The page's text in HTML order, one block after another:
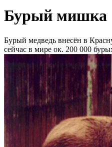
Бурый мишка
Бурый медведь внесён в
сейчас в мире ок. 200 000